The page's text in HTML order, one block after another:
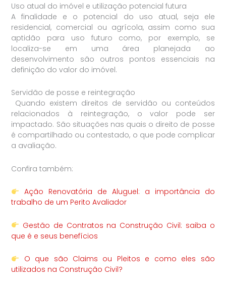
Uso atual do imóvel e utilização potencial futura
A finalidade e o potencial do uso atual, seja ele
residencial, comercial ou agrícola, assim como sua
aptidão para uso futuro como, por exemplo, se
localiza-se em uma área planejada ao
desenvolvimento são outros pontos essenciais na
definição do valor do imóvel.
Servidão de posse e reintegração
Quando existem direitos de servidão ou conteúdos
relacionados à reintegração, o valor pode ser
impactado. São situações nas quais o direito de posse
é compartilhado ou contestado, o que pode complicar
a avaliação.
Confira também:
Ação Renovatória de Aluguel: a importância do
trabalho de um Perito Avaliador
Gestão de Contratos na Construção Civil: saiba o
que é e seus benefícios
O que são Claims ou Pleitos e como eles são
utilizados na Construção Civil?